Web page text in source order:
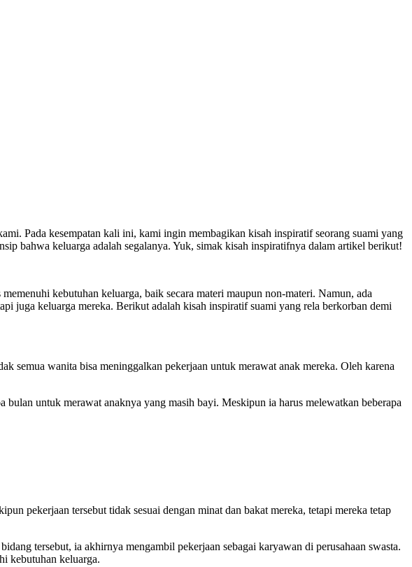
Pada kesempatan kali ini, kami ingin membagikan kisah inspiratif seorang suami yang
bahwa keluarga adalah segalanya. Yuk, simak kisah inspiratifnya dalam artikel berikut!
kebutuhan keluarga, baik secara materi maupun non-materi. Namun, ada
juga keluarga mereka. Berikut adalah kisah inspiratif suami yang rela berkorban demi
semua wanita bisa meninggalkan pekerjaan untuk merawat anak mereka. Oleh karena
untuk merawat anaknya yang masih bayi. Meskipun ia harus melewatkan beberapa
pekerjaan tersebut tidak sesuai dengan minat dan bakat mereka, tetapi mereka tetap
tersebut, ia akhirnya mengambil pekerjaan sebagai karyawan di perusahaan swasta.
kebutuhan keluarga.